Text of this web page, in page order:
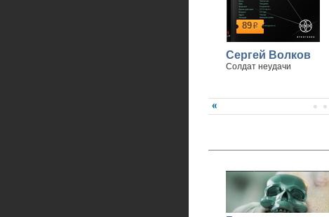
89р
Сергей Волков
Солдат неудачи